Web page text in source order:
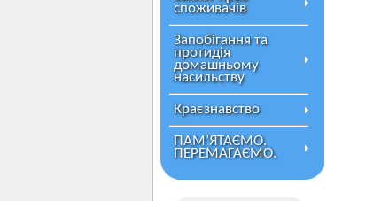
споживачів
Запобігання та
протидія
домашньому
насильству
Краєзнавство
ПАМ’ЯТАЄМО.
ПЕРЕМАГАЄМО.